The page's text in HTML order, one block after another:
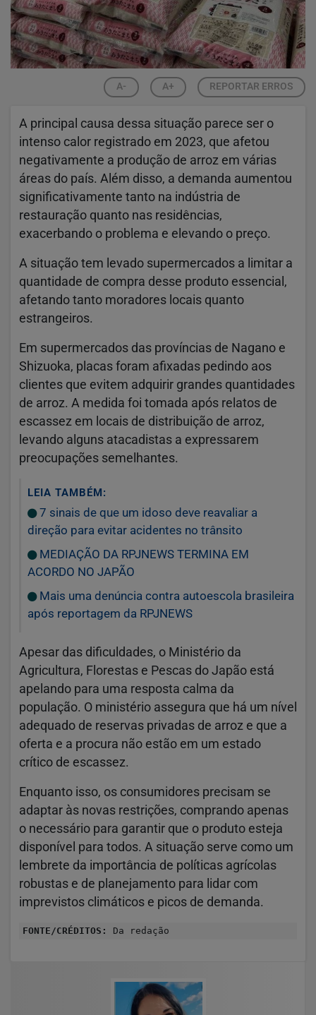
A- A+ REPORTAR ERROS
A principal causa dessa situação parece ser o
intenso calor registrado em 2023, que afetou
negativamente a produção de arroz em várias
áreas do país. Além disso, a demanda aumentou
significativamente tanto na indústria de
restauração quanto nas residências,
exacerbando o problema e elevando o preço.
A situação tem levado supermercados a limitar a
quantidade de compra desse produto essencial,
afetando tanto moradores locais quanto
estrangeiros.
Em supermercados das províncias de Nagano e
Shizuoka, placas foram afixadas pedindo aos
clientes que evitem adquirir grandes quantidades
de arroz. A medida foi tomada após relatos de
escassez em locais de distribuição de arroz,
levando alguns atacadistas a expressarem
preocupações semelhantes.
LEIA TAMBÉM:
7 sinais de que um idoso deve reavaliar a
direção para evitar acidentes no trânsito
MEDIAÇÃO DA RPJNEWS TERMINA EM
ACORDO NO JAPÃO
Mais uma denúncia contra autoescola brasileira
após reportagem da RPJNEWS
Apesar das dificuldades, o Ministério da
Agricultura, Florestas e Pescas do Japão está
apelando para uma resposta calma da
população. O ministério assegura que há um nível
adequado de reservas privadas de arroz e que a
oferta e a procura não estão em um estado
crítico de escassez.
Enquanto isso, os consumidores precisam se
adaptar às novas restrições, comprando apenas
o necessário para garantir que o produto esteja
disponível para todos. A situação serve como um
lembrete da importância de políticas agrícolas
robustas e de planejamento para lidar com
imprevistos climáticos e picos de demanda.
FONTE/CRÉDITOS: Da redação